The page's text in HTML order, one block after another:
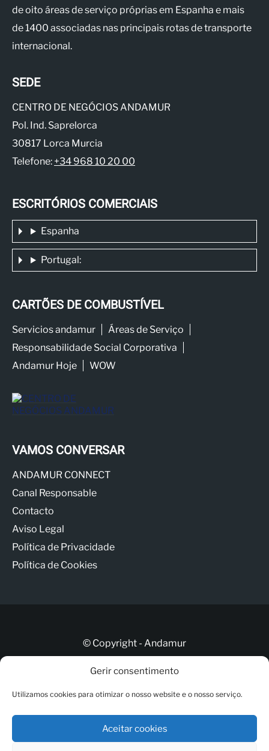
Gerir consentimento
Utilizamos cookies para otimizar o nosso website e o nosso serviço.
Aceitar cookies
de oito áreas de serviço próprias em Espanha e mais
de 1400 associadas nas principais rotas de transporte
internacional.
SEDE
CENTRO DE NEGÓCIOS ANDAMUR
Pol. Ind. Saprelorca
30817 Lorca Murcia
Telefone: +34 968 10 20 00
ESCRITÓRIOS COMERCIAIS
Espanha
Portugal:
CARTÕES DE COMBUSTÍVEL
Servicios andamur
Áreas de Serviço
Responsabilidade Social Corporativa
Andamur Hoje
WOW
VAMOS CONVERSAR
ANDAMUR CONNECT
Canal Responsable
Contacto
Aviso Legal
Política de Privacidade
Política de Cookies
© Copyright - Andamur
ANDAMUR CONNECT
Aviso Legal